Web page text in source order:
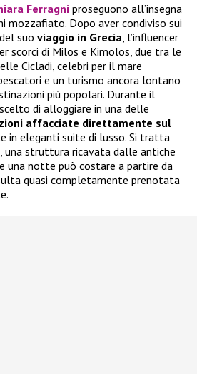
Ferragniproseguono all’insegna
mozzafiato. Dopo aver condiviso sui
suo viaggio in Grecia , l’influencer
scorci di Milos e Kimolos, due tra le
Cicladi, celebri per il mare
e un turismo ancora lontano
più popolari. Durante il
di alloggiare in una delle
affacciate direttamente sul
in eleganti suite di lusso. Si tratta
, una struttura ricavata dalle antiche
una notte può costare a partire da
quasi completamente prenotata